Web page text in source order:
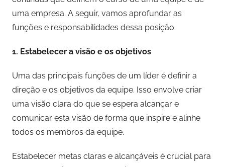
uma empresa. A seguir, vamos aprofundar as
funções e responsabilidades dessa posição.
1. Estabelecer a visão e os objetivos
Uma das principais funções de um líder é definir a
direção e os objetivos da equipe. Isso envolve criar
uma visão clara do que se espera alcançar e
comunicar esta visão de forma que inspire e alinhe
todos os membros da equipe.
Estabelecer metas claras e alcançáveis é crucial para